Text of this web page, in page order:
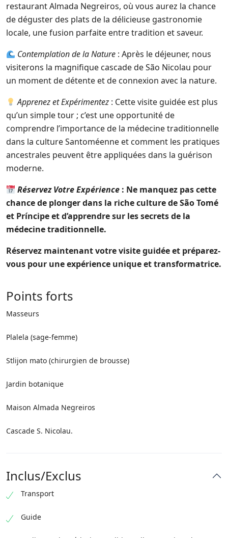
restaurant Almada Negreiros, où vous aurez la chance
de déguster des plats de la délicieuse gastronomie
locale, une fusion parfaite entre tradition et saveur.
Contemplation de la Nature : Après le déjeuner, nous
visiterons la magnifique cascade de São Nicolau pour
un moment de détente et de connexion avec la nature.
Apprenez et Expérimentez : Cette visite guidée est plus
qu’un simple tour ; c’est une opportunité de
comprendre l’importance de la médecine traditionnelle
dans la culture Santoméenne et comment les pratiques
ancestrales peuvent être appliquées dans la guérison
moderne.
Réservez Votre Expérience : Ne manquez pas cette
chance de plonger dans la riche culture de São Tomé
et Príncipe et d’apprendre sur les secrets de la
médecine traditionnelle.
Réservez maintenant votre visite guidée et préparez-
vous pour une expérience unique et transformatrice.
Points forts
Masseurs
Plalela (sage-femme)
Stlijon mato (chirurgien de brousse)
Jardin botanique
Maison Almada Negreiros
Cascade S. Nicolau.
Inclus/Exclus
Transport
Guide